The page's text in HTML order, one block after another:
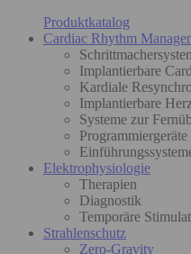
Produktkatalog
Cardiac Rhythm
Implantierbare
Kardiale
Implantierbare
Systeme zur
Elektrophysiologie
Therapien
Diagnostik
Temporäre
Strahlenschutz
Zero-Gravity